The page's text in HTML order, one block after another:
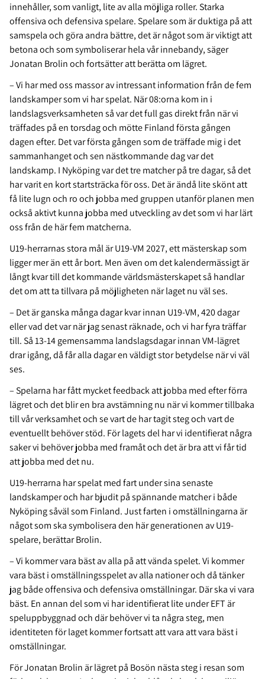
innehåller, som vanligt, lite av alla möjliga roller. Starka
offensiva och defensiva spelare. Spelare som är duktiga på att
samspela och göra andra bättre, det är något som är viktigt att
betona och som symboliserar hela vår innebandy, säger
Jonatan Brolin och fortsätter att berätta om lägret.
– Vi har med oss massor av intressant information från de fem
landskamper som vi har spelat. När 08:orna kom in i
landslagsverksamheten så var det full gas direkt från när vi
träffades på en torsdag och mötte Finland första gången
dagen efter. Det var första gången som de träffade mig i det
sammanhanget och sen nästkommande dag var det
landskamp. I Nyköping var det tre matcher på tre dagar, så det
har varit en kort startsträcka för oss. Det är ändå lite skönt att
få lite lugn och ro och jobba med gruppen utanför planen men
också aktivt kunna jobba med utveckling av det som vi har lärt
oss från de här fem matcherna.
U19-herrarnas stora mål är U19-VM 2027, ett mästerskap som
ligger mer än ett år bort. Men även om det kalendermässigt är
långt kvar till det kommande världsmästerskapet så handlar
det om att ta tillvara på möjligheten när laget nu väl ses.
– Det är ganska många dagar kvar innan U19-VM, 420 dagar
eller vad det var när jag senast räknade, och vi har fyra träffar
till. Så 13-14 gemensamma landslagsdagar innan VM-lägret
drar igång, då får alla dagar en väldigt stor betydelse när vi väl
ses.
– Spelarna har fått mycket feedback att jobba med efter förra
lägret och det blir en bra avstämning nu när vi kommer tillbaka
till vår verksamhet och se vart de har tagit steg och vart de
eventuellt behöver stöd. För lagets del har vi identifierat några
saker vi behöver jobba med framåt och det är bra att vi får tid
att jobba med det nu.
U19-herrarna har spelat med fart under sina senaste
landskamper och har bjudit på spännande matcher i både
Nyköping såväl som Finland. Just farten i omställningarna är
något som ska symbolisera den här generationen av U19-
spelare, berättar Brolin.
– Vi kommer vara bäst av alla på att vända spelet. Vi kommer
vara bäst i omställningsspelet av alla nationer och då tänker
jag både offensiva och defensiva omställningar. Där ska vi vara
bäst. En annan del som vi har identifierat lite under EFT är
speluppbyggnad och där behöver vi ta några steg, men
identiteten för laget kommer fortsatt att vara att vara bäst i
omställningar.
För Jonatan Brolin är lägret på Bosön nästa steg i resan som